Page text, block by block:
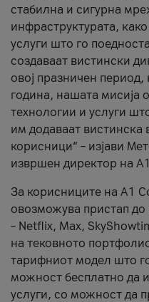
стабилна и сигурна
инфраструктурата,
услуги што го
создаваат вистински
овој празничен период,
година, нашата мисија
технологии и услуги
им додаваат
корисници“ – изјави
извршен директор на
За корисниците на A1
овозможува пристап до
– Netflix, Max,
на тековното
тарифниот модел што
можност бесплатно да
услуги, со можност да